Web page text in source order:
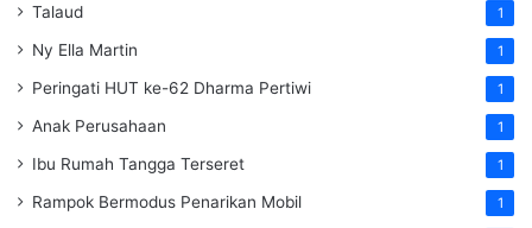
Talaud 1
Ny Ella Martin 1
Peringati HUT ke-62 Dharma Pertiwi 1
Anak Perusahaan 1
Ibu Rumah Tangga Terseret 1
Rampok Bermodus Penarikan Mobil 1